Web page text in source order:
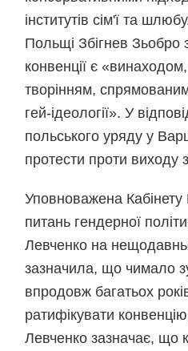
інститутів сім'ї та
Польщі Збігнев Зьобро
конвенції є
творінням,
гей-ідеології». У
польського уряду у
протести проти виходу
Уповноважена Кабінету
питань гендерної
Левченко на
зазначила, що чимало
впродовж багатьох
ратифікувати
Левченко зазначає, що